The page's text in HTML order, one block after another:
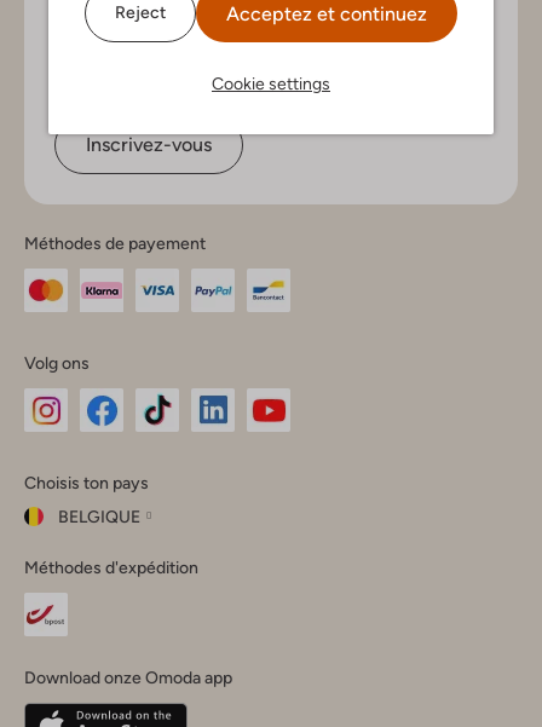
Reject Acceptez et continuez
Cookie settings
Inscrivez-vous
Méthodes de payement
Volg ons
Instagram
Facebook
TikTok
Choisis ton pays
BELGIQUE
ton
pays
Fermer
Belgique(Français)
Méthodes d'expédition
Download onze Omoda app